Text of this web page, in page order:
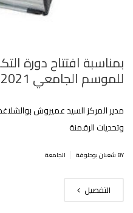
بمناسبة افتتاح دورة
للموسم الجامعي 2020/2021
مدير المركز السيد عميروش
وتحديات الرقمنة
BY شعبان بوحلوفة الجامعة
التفصيل